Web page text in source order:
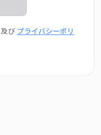
及び プライバシーポリ